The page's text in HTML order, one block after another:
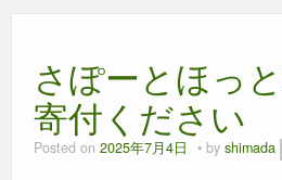
o
o
k
g
er
さぽーとほっ
寄付ください
Posted on 2025年7月4日 by shimada